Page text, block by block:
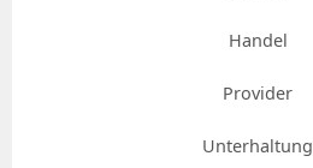
Handel
Provider
Unterhaltung